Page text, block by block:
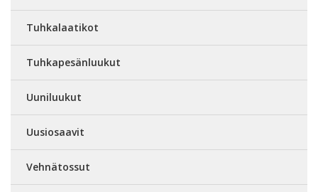
Tuhkalaatikot
Tuhkapesänluukut
Uuniluukut
Uusiosaavit
Vehnätossut